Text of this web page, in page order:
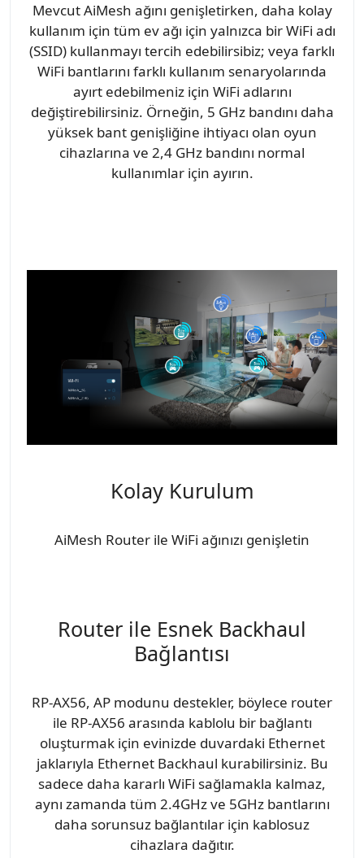
Mevcut AiMesh ağını genişletirken, daha kolay
kullanım için tüm ev ağı için yalnızca bir WiFi adı
(SSID) kullanmayı tercih edebilirsibiz; veya farklı
WiFi bantlarını farklı kullanım senaryolarında
ayırt edebilmeniz için WiFi adlarını
değiştirebilirsiniz. Örneğin, 5 GHz bandını daha
yüksek bant genişliğine ihtiyacı olan oyun
cihazlarına ve 2,4 GHz bandını normal
kullanımlar için ayırın.
Kolay Kurulum
AiMesh Router ile WiFi ağınızı genişletin
Router ile Esnek Backhaul
Bağlantısı
RP-AX56, AP modunu destekler, böylece router
ile RP-AX56 arasında kablolu bir bağlantı
oluşturmak için evinizde duvardaki Ethernet
jaklarıyla Ethernet Backhaul kurabilirsiniz. Bu
sadece daha kararlı WiFi sağlamakla kalmaz,
aynı zamanda tüm 2.4GHz ve 5GHz bantlarını
daha sorunsuz bağlantılar için kablosuz
cihazlara dağıtır.